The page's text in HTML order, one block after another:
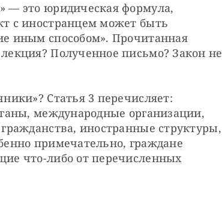
— это юридическая формула,
с иностранцем может быть
иным способом». Прочитанная
Полученное письмо? Закон не
Статья 3 перечисляет:
международные организации,
иностранные структуры,
примечательно, граждане
что-либо от перечисленных